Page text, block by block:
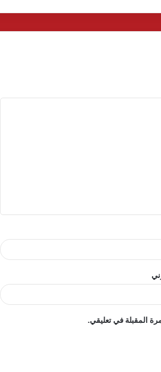
المقبلة في تعليقي.